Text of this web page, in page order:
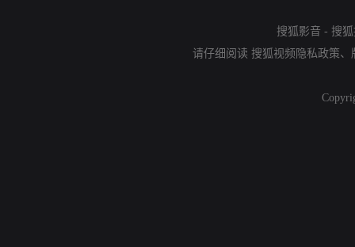
搜狐影音 - 搜
请仔细阅读 搜狐视频隐私政策、